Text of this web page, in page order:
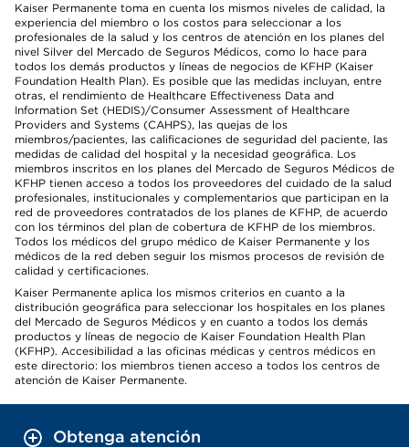
Kaiser Permanente toma en cuenta los mismos niveles de calidad, la
experiencia del miembro o los costos para seleccionar a los
profesionales de la salud y los centros de atención en los planes del
nivel Silver del Mercado de Seguros Médicos, como lo hace para
todos los demás productos y líneas de negocios de KFHP (Kaiser
Foundation Health Plan). Es posible que las medidas incluyan, entre
otras, el rendimiento de Healthcare Effectiveness Data and
Information Set (HEDIS)/Consumer Assessment of Healthcare
Providers and Systems (CAHPS), las quejas de los
miembros/pacientes, las calificaciones de seguridad del paciente, las
medidas de calidad del hospital y la necesidad geográfica. Los
miembros inscritos en los planes del Mercado de Seguros Médicos de
KFHP tienen acceso a todos los proveedores del cuidado de la salud
profesionales, institucionales y complementarios que participan en la
red de proveedores contratados de los planes de KFHP, de acuerdo
con los términos del plan de cobertura de KFHP de los miembros.
Todos los médicos del grupo médico de Kaiser Permanente y los
médicos de la red deben seguir los mismos procesos de revisión de
calidad y certificaciones.
Kaiser Permanente aplica los mismos criterios en cuanto a la
distribución geográfica para seleccionar los hospitales en los planes
del Mercado de Seguros Médicos y en cuanto a todos los demás
productos y líneas de negocio de Kaiser Foundation Health Plan
(KFHP). Accesibilidad a las oficinas médicas y centros médicos en
este directorio: los miembros tienen acceso a todos los centros de
atención de Kaiser Permanente.
Obtenga atención